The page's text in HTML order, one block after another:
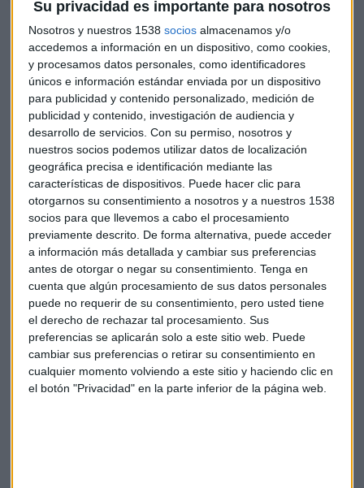
Su privacidad es importante para nosotros
Nosotros y nuestros 1538 socios almacenamos y/o
accedemos a información en un dispositivo, como cookies,
y procesamos datos personales, como identificadores
únicos e información estándar enviada por un dispositivo
para publicidad y contenido personalizado, medición de
publicidad y contenido, investigación de audiencia y
desarrollo de servicios. Con su permiso, nosotros y
nuestros socios podemos utilizar datos de localización
geográfica precisa e identificación mediante las
características de dispositivos. Puede hacer clic para
otorgarnos su consentimiento a nosotros y a nuestros 1538
socios para que llevemos a cabo el procesamiento
previamente descrito. De forma alternativa, puede acceder
a información más detallada y cambiar sus preferencias
antes de otorgar o negar su consentimiento. Tenga en
cuenta que algún procesamiento de sus datos personales
puede no requerir de su consentimiento, pero usted tiene
el derecho de rechazar tal procesamiento. Sus
preferencias se aplicarán solo a este sitio web. Puede
cambiar sus preferencias o retirar su consentimiento en
cualquier momento volviendo a este sitio y haciendo clic en
el botón "Privacidad" en la parte inferior de la página web.
Falta neutralidad tecnológica
María Ortiz, secretaria general de UPI (Unión de
Petroleros Independientes), puso en valor el potencial de
reducción de emisiones de los combustibles renovables: "Si
tenemos en cuenta que los coches de gasolina y diésel en
España representan más del 90% del total de vehículos
ligeros, un 1% más de combustibles renovables en el total
de carburantes en España equivale a incorporar 425.000